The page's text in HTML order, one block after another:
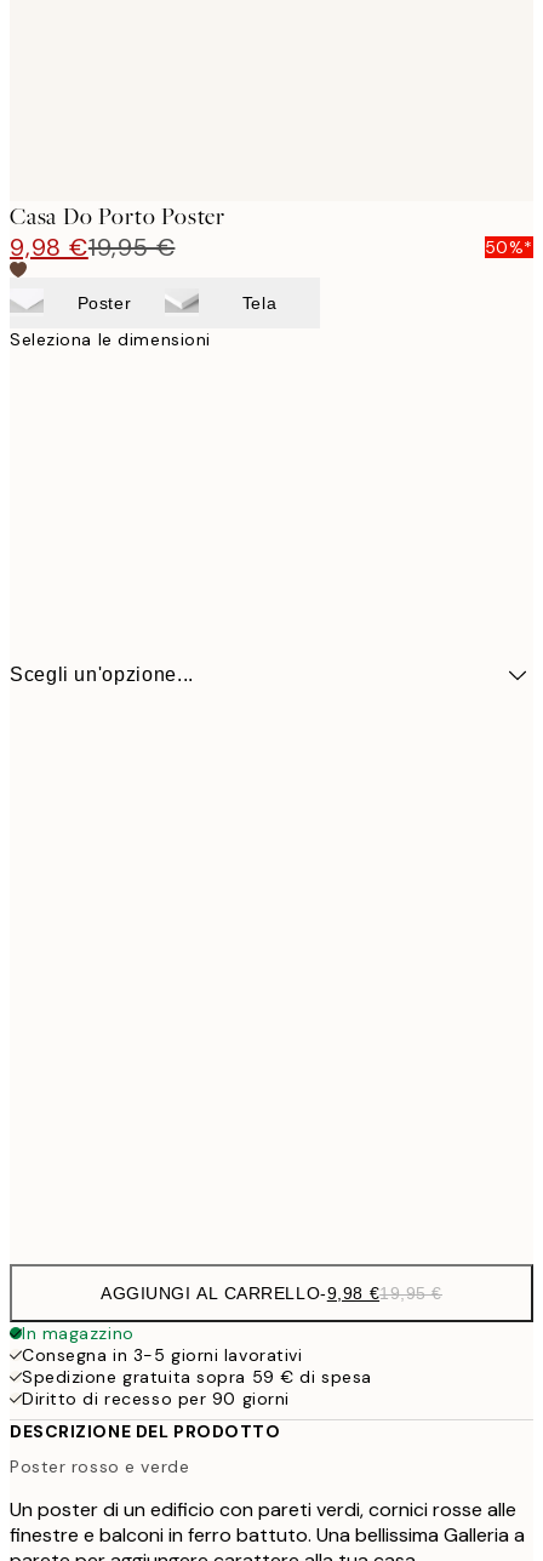
Casa Do Porto Poster
9,98 €19,95 € 50%*
Poster Tela
Seleziona le dimensioni
Scegli un'opzione...
AGGIUNGI AL CARRELLO-9,98 €19,95 €
In magazzino
Consegna in 3-5 giorni lavorativi
Spedizione gratuita sopra 59 € di spesa
Diritto di recesso per 90 giorni
DESCRIZIONE DEL PRODOTTO
Poster rosso e verde
Un poster di un edificio con pareti verdi, cornici rosse alle
finestre e balconi in ferro battuto. Una bellissima Galleria a